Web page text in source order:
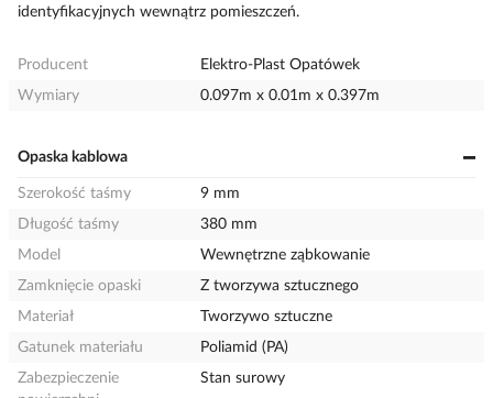
identyfikacyjnych wewnątrz pomieszczeń.
Producent
Elektro-Plast Opatówek
Wymiary
0.097m x 0.01m x 0.397m
Opaska kablowa
Szerokość taśmy
9 mm
Długość taśmy
380 mm
Model
Wewnętrzne ząbkowanie
Zamknięcie opaski
Z tworzywa sztucznego
Materiał
Tworzywo sztuczne
Gatunek materiału
Poliamid (PA)
Zabezpieczenie
Stan surowy